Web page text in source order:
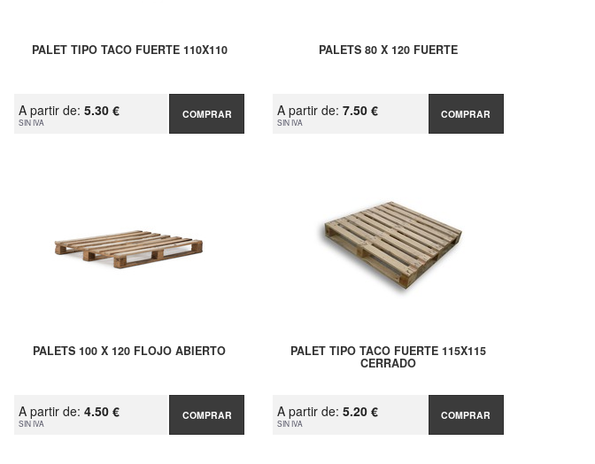
PALET TIPO TACO FUERTE 110X110
A partir de: 5.30 €
SIN IVA
COMPRAR
PALETS 80 X 120 FUERTE
A partir de:7.50 €
SIN IVA
COMPRAR
PALETS 100 X 120 FLOJO ABIERTO
A partir de: 4.50 €
SIN IVA
COMPRAR
PALET TIPO TACO FUERTE 115X115
CERRADO
A partir de:5.20 €
SIN IVA
COMPRAR